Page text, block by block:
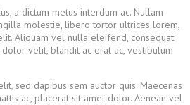
a dictum metus interdum ac. Nullam
molestie, libero tortor ultrices lorem,
Aliquam vel nulla eleifend, consequat
dolor velit, blandit ac erat ac, vestibulum
sed dapibus sem auctor quis. Maecenas
ac, placerat sit amet dolor. Aenean vel